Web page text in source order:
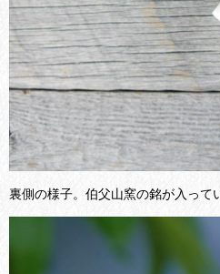
裏側の様子。伯父山窯の銘が入って